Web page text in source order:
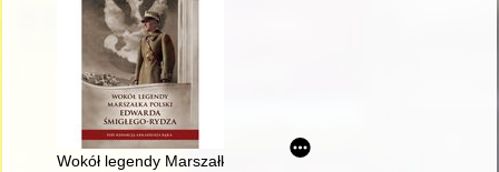
Wokół legendy Marszałka Polski Edwarda Śmigłego-Rydza